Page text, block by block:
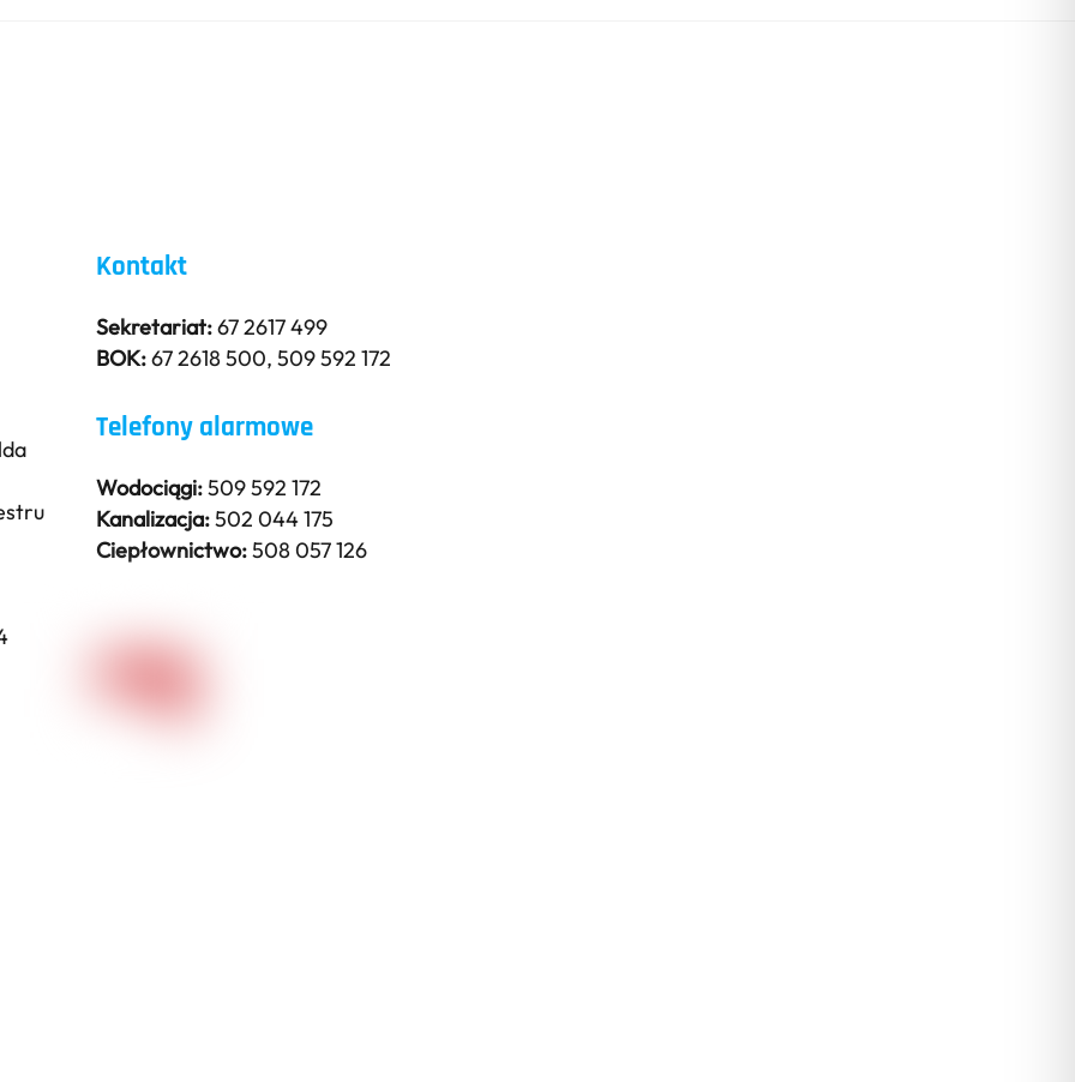
Kontakt
Sekretariat:67 2617 499
BOK:67 2618 500,509 592 172
Telefony alarmowe
Wodociągi:509 592 172
Kanalizacja:502 044 175
Ciepłownictwo:508 057 126